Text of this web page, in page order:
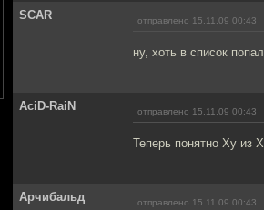
SCAR отправлено 15.11.09 00:43
ну, хоть в список
AciD-RaiN отправлено 15.11.09 00:43
Теперь понятно Ху из
Арчибальд отправлено 15.11.09 00:43